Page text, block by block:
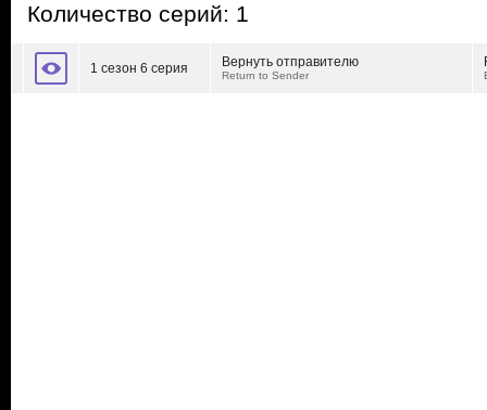
Количество серий: 1
1 сезон 6 серия Вернуть отправителю
Return to Sender